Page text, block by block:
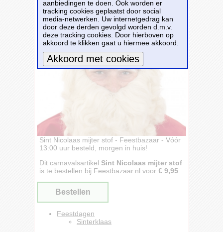
Sint Nicolaas mijter stof - Feestbazaar - Vóór
13:00 uur besteld, morgen in huis!
Dit carnavalsartikel Sint Nicolaas mijter stof
is te bestellen bij Feestbazaar.nl voor € 9,95.
Bestellen
Feestdagen
Sinterklaas
aanbiedingen te doen. Ook worden er
tracking cookies geplaatst door social
media-netwerken. Uw internetgedrag kan
door deze derden gevolgd worden d.m.v.
deze tracking cookies. Door hierboven op
akkoord te klikken gaat u hiermee akkoord.
Meer informatie